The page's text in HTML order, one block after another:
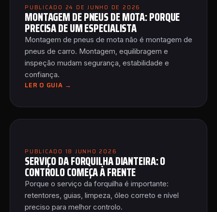
PUBLICADO 24 DE JUNHO DE 2026
MONTAGEM DE PNEUS DE MOTA: PORQUE
PRECISA DE UM ESPECIALISTA
Montagem de pneus de mota não é montagem de
pneus de carro. Montagem, equilibragem e
inspeção mudam segurança, estabilidade e
confiança.
LER O GUIA →
PUBLICADO 18 JUNHO 2026
SERVIÇO DA FORQUILHA DIANTEIRA: O
CONTROLO COMEÇA À FRENTE
Porque o serviço da forquilha é importante:
retentores, guias, limpeza, óleo correto e nível
preciso para melhor controlo.